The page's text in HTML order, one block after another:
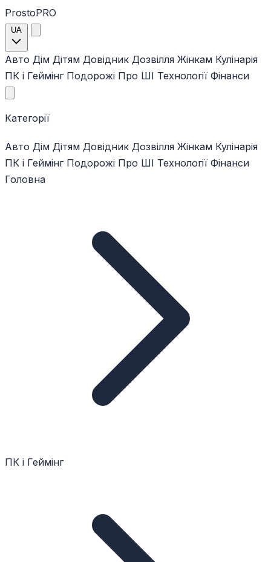
ProstoPRO
UA
Авто Дім Дітям Довідник Дозвілля Жінкам Кулінарія
ПК і Геймінг Подорожі Про ШІ Технології Фінанси
Категорії
Авто Дім Дітям Довідник Дозвілля Жінкам Кулінарія
ПК і Геймінг Подорожі Про ШІ Технології Фінанси
Головна
ПК і Геймінг